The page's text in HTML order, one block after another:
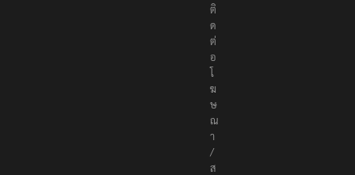
ติ
ด
ต่
อ
โ
ฆ
ษ
ณ
า
/
ส